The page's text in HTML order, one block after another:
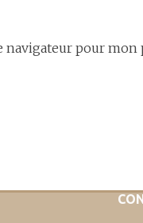
pour mon